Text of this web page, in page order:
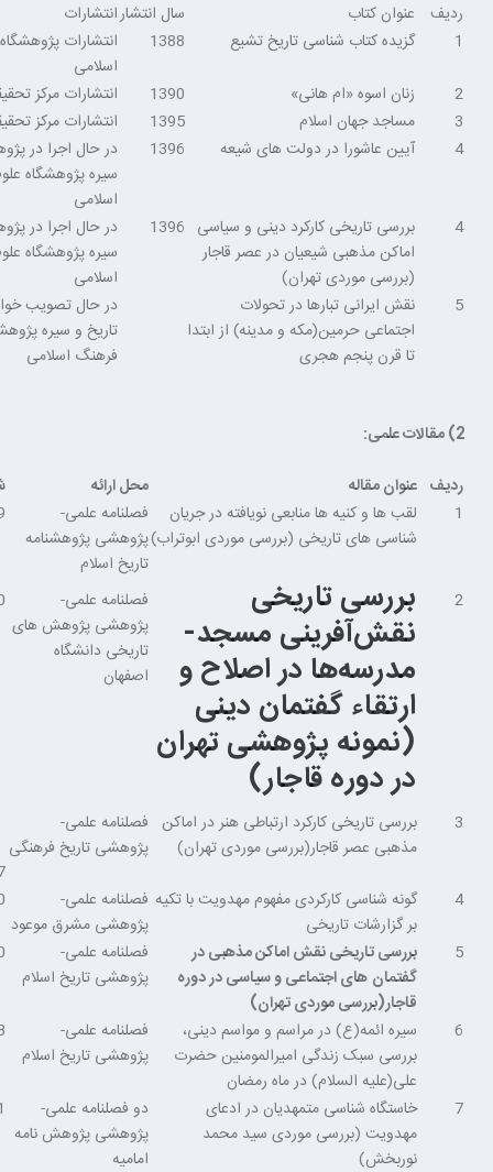
ردیف
عنوان کتاب سال انتشارانتشارات
1
گزیده کتاب شناسی تاریخ تشیع 1388
انتشارات
اسلامی
2
زنان اسوه «ام هانی» 1390
انتشارات مرکز
3
مساجد جهان اسلام 1395
انتشارات مرکز
4
آیین عاشورا در دولت های شیعه 1396
در حال اجرا در
سیره پژوهشگاه
اسلامی
4
بررسی تاریخی کارکرد دینی و سیاسی
اماکن مذهبی شیعیان در عصر قاجار
(بررسی موردی تهران)
1396
در حال اجرا در
سیره پژوهشگاه
اسلامی
5
نقش ایرانی تبارها در تحولات
اجتماعی حرمین(مکه و مدینه) از ابتدا
تا قرن پنجم هجری
در حال تصویب
تاریخ و سیره
فرهنگ اسلامی
2) مقالات علمی:
ردیف عنوان مقاله محل ارائه
1
لقب ها و کنیه ها منابعی نویافته در جریان
شناسی های تاریخی (بررسی موردی ابوتراب)
فصلنامه علمی-
پژوهشی پژوهشنامه
تاریخ اسلام
2 بررسی تاریخی
نقش‌آفرینی مسجد-
مدرسه‌ها در اصلاح و
ارتقاء گفتمان دینی
(نمونه پژوهشی تهران
در دوره قاجار)
فصلنامه علمی-
پژوهشی پژوهش های
تاریخی دانشگاه
اصفهان
3
بررسی تاریخی کارکرد ارتباطی هنر در اماکن
مذهبی عصر قاجار(بررسی موردی تهران)
فصلنامه علمی-
پژوهشی تاریخ فرهنگی
4
گونه شناسی کارکردی مفهوم مهدویت با تکیه
بر گزارشات تاریخی
فصلنامه علمی-
پژوهشی مشرق موعود
5
بررسی تاریخی نقش اماکن مذهبی در
گفتمان های اجتماعی و سیاسی در دوره
قاجار(بررسی موردی تهران)
فصلنامه علمی-
پژوهشی تاریخ اسلام
6
سیره ائمه(ع) در مراسم و مواسم دینی،
بررسی سبک زندگی امیرالمومنین حضرت
علی(علیه السلام) در ماه رمضان
فصلنامه علمی-
پژوهشی تاریخ اسلام
7
خاستگاه شناسی متمهدیان در ادعای
مهدویت (بررسی موردی سید محمد
نوربخش)
دو فصلنامه علمی-
پژوهشی پژوهش نامه
امامیه